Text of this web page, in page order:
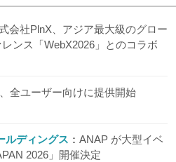
会社PlnX、アジア最大級のグロー
ンス「WebX2026」とのコラボ
全ユーザー向けに提供開始
ルディングス
ANAP が大型イベ
2026」開催決定